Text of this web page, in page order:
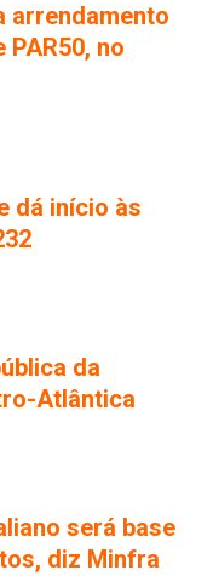
arrendamento
no
dá início às
da
Atlântica
será base
diz Minfra